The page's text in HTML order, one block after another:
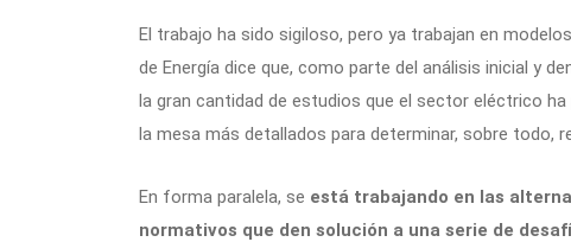
El trabajo ha sido sigiloso, pero ya trabajan en
de Energía dice que, como parte del análisis inicial y
la gran cantidad de estudios que el sector eléctrico
la mesa más detallados para determinar, sobre todo,
En forma paralela, se está trabajando en las
normativos que den solución a una serie de